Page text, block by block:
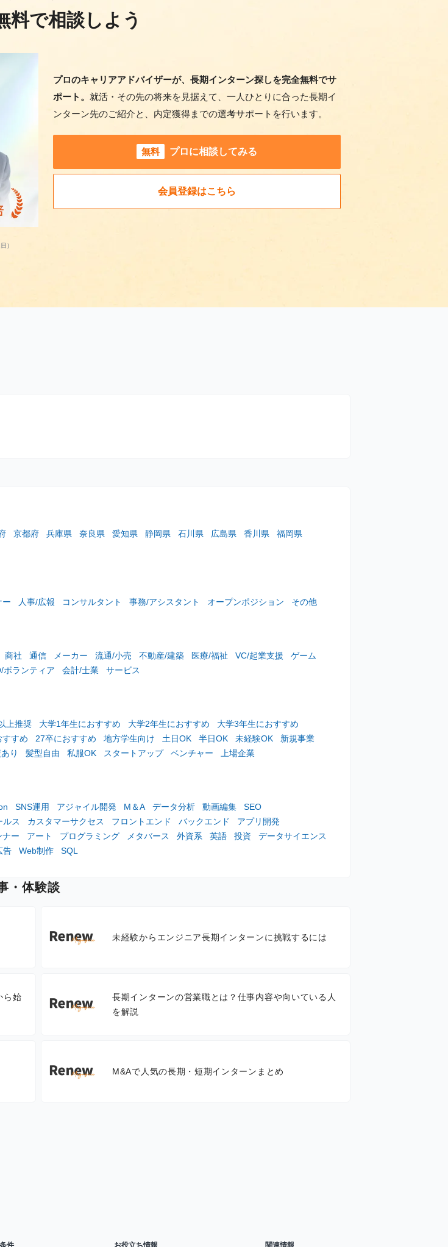
料で相談しよう
プロのキャリアアドバイザーが、長期インターン探しを完全無料でサ
ポート。 就活・その先の将来を見据えて、一人ひとりに合った長期イ
ンターン先のご紹介と、内定獲得までの選考サポートを行います。
無料 プロに相談してみる
会員登録はこちら
）
京都府 兵庫県 奈良県 愛知県 静岡県 石川県 広島県 香川県
福岡県
ー 人事/広報 コンサルタント 事務/アシスタント オープンポジション その他
商社 通信 メーカー 流通/小売 不動産/建築 医療/福祉 VC/起業支援
ゲーム
ボランティア 会計/士業 サービス
上推奨 大学1年生におすすめ 大学2年生におすすめ
大学3年生におすすめ
すすめ 27卒におすすめ 地方学生向け 土日OK 半日OK 未経験OK
新規事業
り 髪型自由 私服OK スタートアップ ベンチャー 上場企業
SNS運用 アジャイル開発 M＆A データ分析 動画編集
SEO
ルス カスタマーサクセス フロントエンド バックエンド
アプリ開発
ナー アート プログラミング メタバース 外資系 英語 投資
データサイエンス
告 Web制作 SQL
・体験談
未経験からエンジニア長期インターンに挑戦するには
ら始
長期インターンの営業職とは？仕事内容や向いている人
を解説
M&Aで人気の長期・短期インターンまとめ
件 お役立ち情報 関連情報